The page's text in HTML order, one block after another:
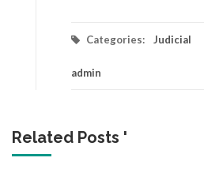
Categories: Judicial
admin
Related Posts '